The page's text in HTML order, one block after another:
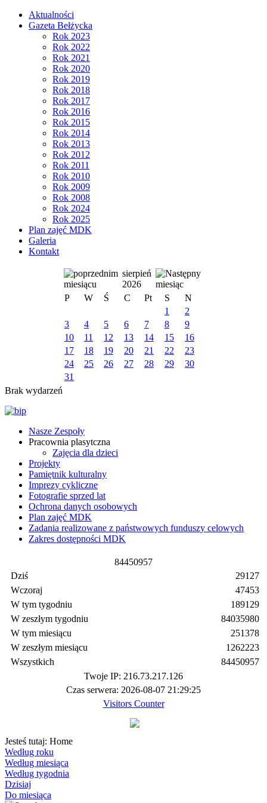
Aktualności
Gazeta Bełżycka
Rok 2023
Rok 2022
Rok 2021
Rok 2020
Rok 2019
Rok 2018
Rok 2017
Rok 2016
Rok 2015
Rok 2014
Rok 2013
Rok 2012
Rok 2011
Rok 2010
Rok 2009
Rok 2008
Rok 2024
Rok 2025
Plan zajęć MDK
Galeria
Kontakt
sierpień
2026
P
W Ś C Pt S
N
1
2
3
4 5 6 7 8
9
10
11 12 13 14 15
16
17
18 19 20 21 22
23
24
25 26 27 28 29
30
31
Brak wydarzeń
Nasze Zespoły
Pracownia plasytczna
Zajęcia dla dzieci
Projekty
Pamiętnik kulturalny
Imprezy cykliczne
Fotografie sprzed lat
Ochrona danych osobowych
Plan zajęć MDK
Zadania realizowane z państwowych funduszy celowych
Zakres dostępności MDK
84450957
Dziś
Wczoraj
W tym tygodniu
W zeszłym tygodniu
W tym miesiącu
W zeszłym miesiącu
Wszystkich
29127
47453
189129
84035980
251378
1262223
84450957
Twoje IP: 216.73.217.126
Czas serwera: 2026-08-07 21:29:25
Visitors Counter
Jesteś tutaj: Home
Według roku
Według miesiąca
Według tygodnia
Dzisiaj
Do miesiąca